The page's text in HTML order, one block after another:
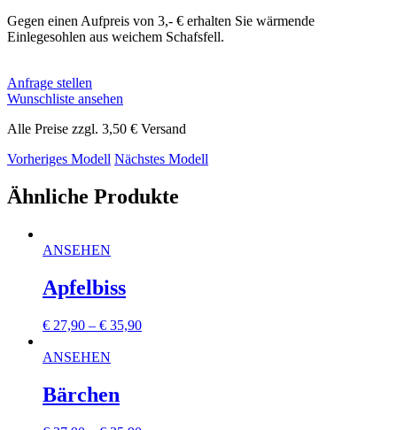
Gegen einen Aufpreis von 3,- € erhalten Sie wärmende
Einlegesohlen aus weichem Schafsfell.
Anfrage stellen
Wunschliste ansehen
Alle Preise zzgl. 3,50 € Versand
Vorheriges Modell Nächstes Modell
Ähnliche Produkte
ANSEHEN
Apfelbiss
€ 27,90 – € 35,90
ANSEHEN
Bärchen